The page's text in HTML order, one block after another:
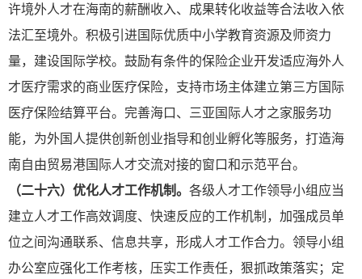
许境外人才在海南的薪酬收入、成果转化收益等合法收入依
法汇至境外。积极引进国际优质中小学教育资源及师资力
量，建设国际学校。鼓励有条件的保险企业开发适应海外人
才医疗需求的商业医疗保险，支持市场主体建立第三方国际
医疗保险结算平台。 完善海口、三亚国际人才之家服务功
能，为外国人提供创新创业指导和创业孵化等服务，打造海
南自由贸易港国际人才交流对接的窗口和示范平台。
（二十六）优化人才工作机制。 各级人才工作领导小组应当
建立人才工作高效调度、快速反应的工作机制，加强成员单
位之间沟通联系、信息共享，形成人才工作合力。领导小组
办公室应强化工作考核，压实工作责任，狠抓政策落实；定